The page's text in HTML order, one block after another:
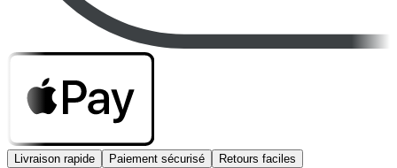
Livraison rapide Paiement sécurisé
Retours faciles